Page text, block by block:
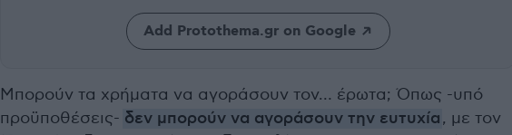
Add Protothema.gr on Google
Μπορούν τα χρήματα να αγοράσουν τον… έρωτα; Όπως -υπό
προϋποθέσεις- δεν μπορούν να αγοράσουν την ευτυχία, με τον